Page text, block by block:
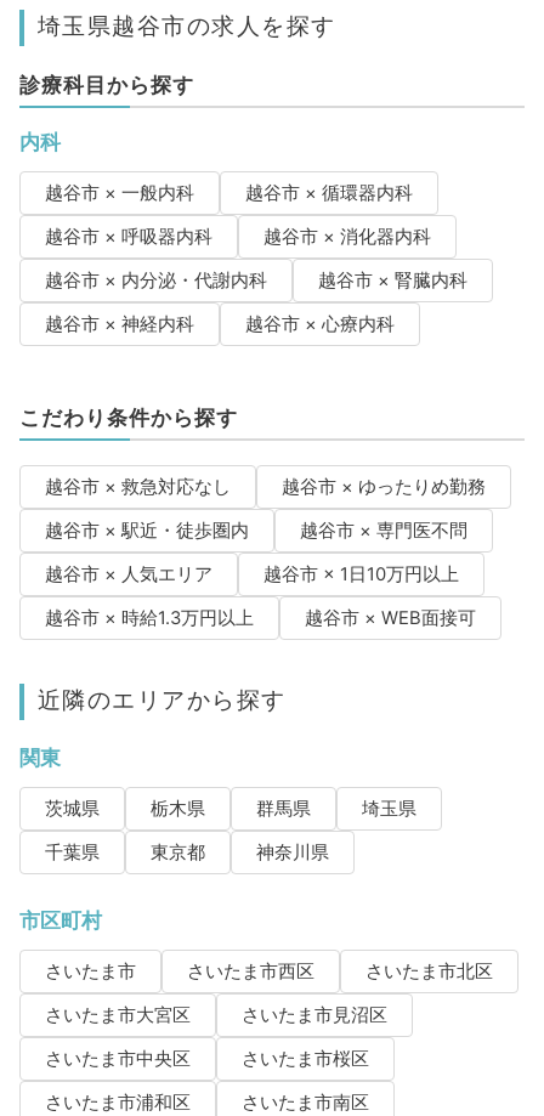
埼玉県越谷市の求人を探す
診療科目から探す
内科
越谷市 × 一般内科
越谷市 × 循環器内科
越谷市 × 呼吸器内科
越谷市 × 消化器内科
越谷市 × 内分泌・代謝内科
越谷市 × 腎臓内科
越谷市 × 神経内科
越谷市 × 心療内科
こだわり条件から探す
越谷市 × 救急対応なし
越谷市 × ゆったりめ勤務
越谷市 × 駅近・徒歩圏内
越谷市 × 専門医不問
越谷市 × 人気エリア
越谷市 × 1日10万円以上
越谷市 × 時給1.3万円以上
越谷市 × WEB面接可
近隣のエリアから探す
関東
茨城県 栃木県 群馬県
埼玉県
千葉県
東京都 神奈川県
市区町村
さいたま市 さいたま市西区
さいたま市北区
さいたま市大宮区
さいたま市見沼区
さいたま市中央区
さいたま市桜区
さいたま市浦和区
さいたま市南区